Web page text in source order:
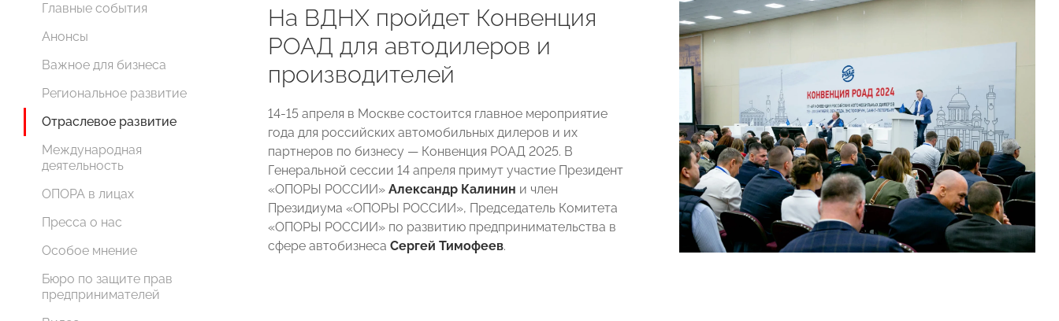
Главные события
Анонсы
Важное для бизнеса
Региональное развитие
Отраслевое развитие
Международная
деятельность
ОПОРА в лицах
Пресса о нас
Особое мнение
Бюро по защите прав
предпринимателей
На ВДНХ пройдет Конвенция
РОАД для автодилеров и
производителей
14-15 апреля в Москве состоится главное мероприятие
года для российских автомобильных дилеров и их
партнеров по бизнесу — Конвенция РОАД 2025. В
Генеральной сессии 14 апреля примут участие Президент
«ОПОРЫ РОССИИ» Александр Калинин и член
Президиума «ОПОРЫ РОССИИ», Председатель Комитета
«ОПОРЫ РОССИИ» по развитию предпринимательства в
сфере автобизнеса Сергей Тимофеев.